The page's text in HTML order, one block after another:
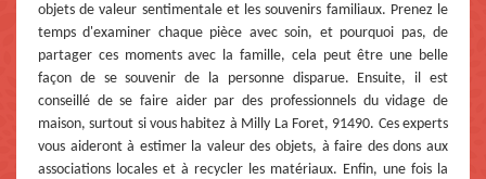
objets de valeur sentimentale et les souvenirs familiaux. Prenez le
temps d'examiner chaque pièce avec soin, et pourquoi pas, de
partager ces moments avec la famille, cela peut être une belle
façon de se souvenir de la personne disparue. Ensuite, il est
conseillé de se faire aider par des professionnels du vidage de
maison, surtout si vous habitez à Milly La Foret, 91490. Ces experts
vous aideront à estimer la valeur des objets, à faire des dons aux
associations locales et à recycler les matériaux. Enfin, une fois la